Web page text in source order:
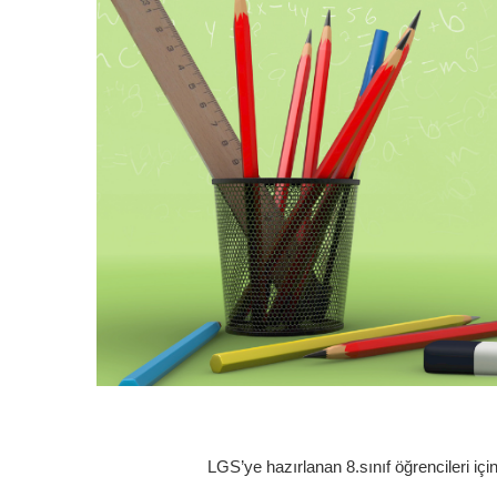
LGS’ye hazırlanan 8.sınıf öğrencileri